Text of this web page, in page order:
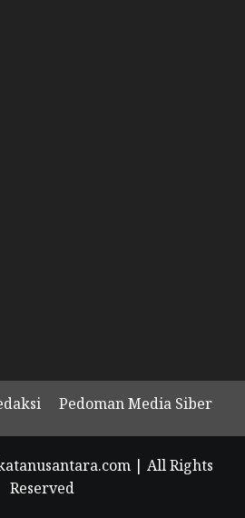
Pedoman Media Siber
| All Rights
Reserved